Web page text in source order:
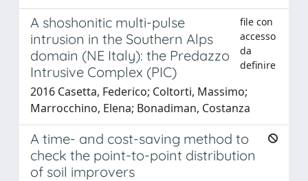
A shoshonitic multi-pulse
intrusion in the Southern Alps
domain (NE Italy): the Predazzo
Intrusive Complex (PIC)
file con
accesso
da
definire
2016 Casetta, Federico; Coltorti, Massimo;
Marrocchino, Elena; Bonadiman, Costanza
A time- and cost-saving method to
check the point-to-point distribution
of soil improvers